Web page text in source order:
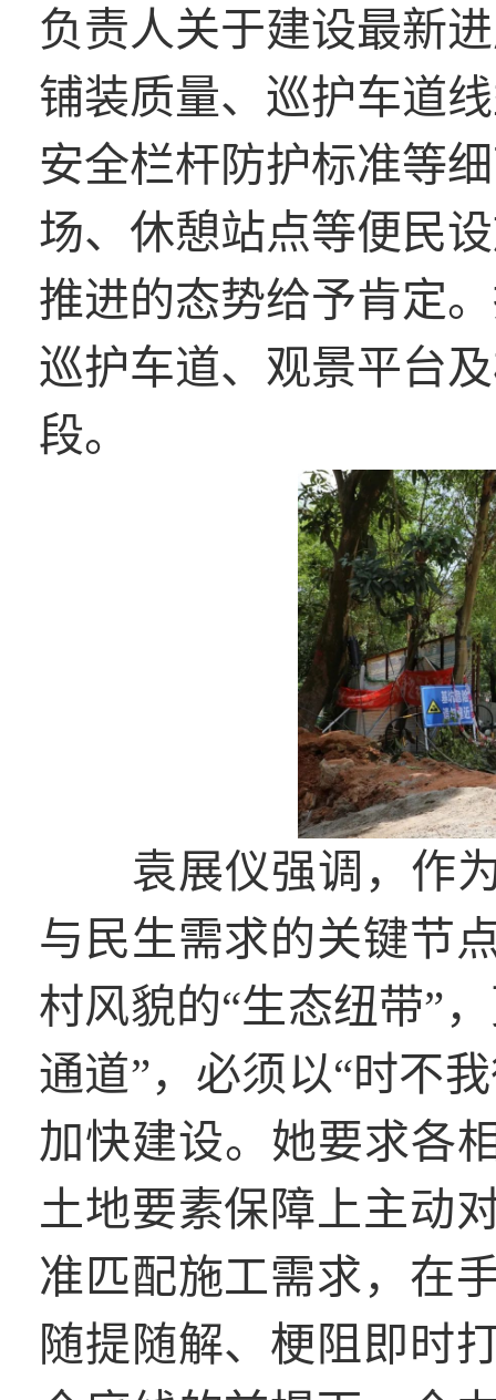
负责人关于建设最新
铺装质量、巡护车道
安全栏杆防护标准等
场、休憩站点等便民
推进的态势给予肯定
巡护车道、观景平台
段。
袁展仪强调，作
与民生需求的关键节
村风貌的“生态纽带”
通道”，必须以“时不
加快建设。她要求各
土地要素保障上主动
准匹配施工需求，在
随提随解、梗阻即时